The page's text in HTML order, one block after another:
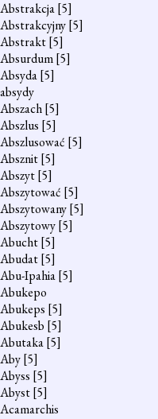
Abstrakcja[5]
Abstrakcyjny[5]
Abstrakt[5]
Absurdum[5]
Absyda[5]
absydy
Abszach[5]
Abszlus [5]
Abszlusować [5]
Absznit[5]
Abszyt[5]
Abszytować [5]
Abszytowany[5]
Abszytowy[5]
Abucht[5]
Abudat[5]
Abu-Ipahia[5]
Abukepo
Abukeps [5]
Abukesb [5]
Abutaka[5]
Aby[5]
Abyss [5]
Abyst[5]
Acamarchis